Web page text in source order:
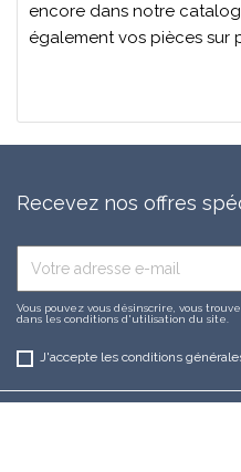
encore dans notre
également vos pièces sur
Recevez nos offres
Vous pouvez vous désinscrire, vous
dans les conditions d'utilisation du site.
J'accepte les conditions